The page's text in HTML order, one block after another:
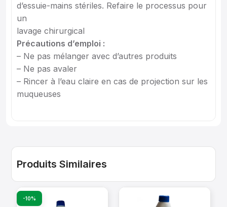
d’essuie-mains stériles. Refaire le processus pour
un
lavage chirurgical
Précautions d’emploi :
– Ne pas mélanger avec d’autres produits
– Ne pas avaler
– Rincer à l’eau claire en cas de projection sur les
muqueuses
Produits Similaires
-10%